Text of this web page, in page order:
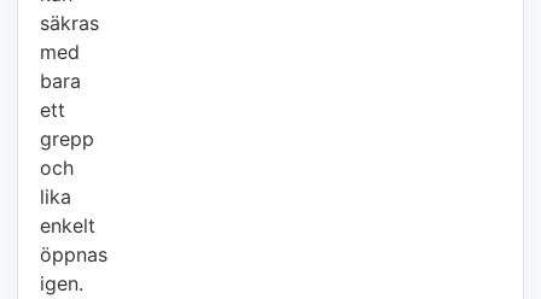
säkras
med
bara
ett
grepp
och
lika
enkelt
öppnas
igen.